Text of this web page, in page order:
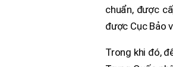
chuẩn, được
được Cục Bảo
Trong khi đó,